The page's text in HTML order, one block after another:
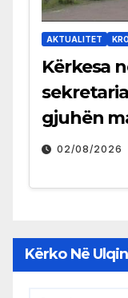
AKTUALITET
Kërkesa
gjuhën
02/08/2026
Kërko Në